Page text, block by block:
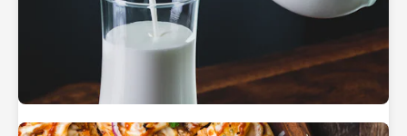
热带海滩上的椰子树